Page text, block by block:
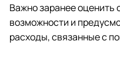
Важно заранее оценить
возможности и
расходы, связанные с